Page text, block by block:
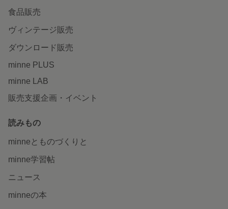
食品販売
ヴィンテージ販売
ダウンロード販売
minne PLUS
minne LAB
販売支援企画・イベント
読みもの
minneとものづくりと
minne学習帖
ニュース
minneの本